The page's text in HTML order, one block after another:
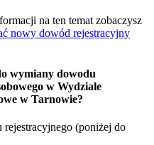
na ten temat zobaczysz
nowy dowód rejestracyjny
wymiany dowodu
w Wydziale
w Tarnowie?
(poniżej do